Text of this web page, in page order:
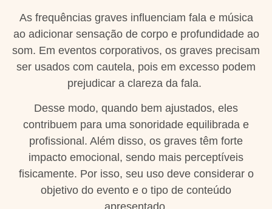
As frequências graves influenciam fala e música
ao adicionar sensação de corpo e profundidade ao
som. Em eventos corporativos, os graves precisam
ser usados com cautela, pois em excesso podem
prejudicar a clareza da fala.
Desse modo, quando bem ajustados, eles
contribuem para uma sonoridade equilibrada e
profissional. Além disso, os graves têm forte
impacto emocional, sendo mais perceptíveis
fisicamente. Por isso, seu uso deve considerar o
objetivo do evento e o tipo de conteúdo